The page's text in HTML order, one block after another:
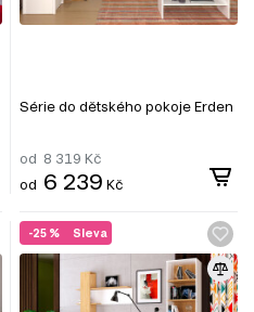
Série do dětského pokoje Erden
od 8 319 Kč
od 6 239 Kč
Sleva
-25 %